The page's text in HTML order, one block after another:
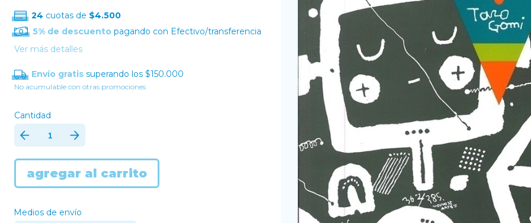
24 cuotas de $4.500
5% de descuento pagando con Efectivo/transferencia
Ver más detalles
Envío gratis superando los $150.000
No acumulable con otras promociones
Cantidad
Medios de envío